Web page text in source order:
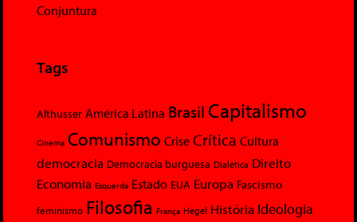
Conjuntura
Tags
Althusser América Latina Brasil Capitalismo
Cinema Comunismo Crise Crítica Cultura
democracia Democracia burguesa Dialética Direito
Economia Esquerda Estado EUA Europa Fascismo
feminismo Filosofia França Hegel História Ideologia